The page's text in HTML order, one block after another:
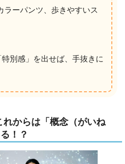
ラーパンツ、歩きやすいス
別感」を出せば、手抜きに
れからは「概念（がいね
！？